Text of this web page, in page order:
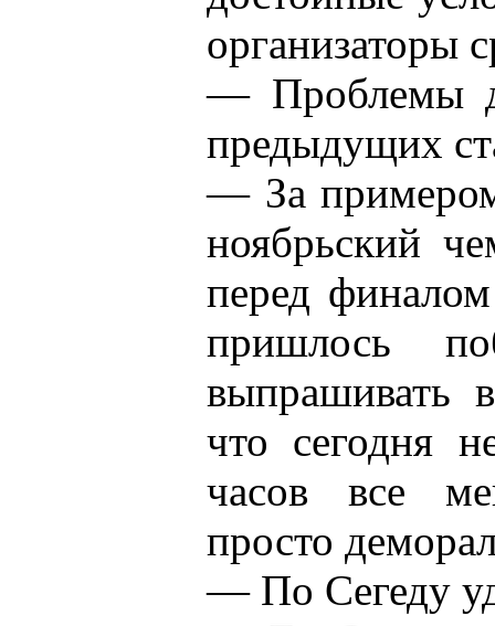
организаторы
— Проблемы
предыдущих
— За
ноябрьский
перед
пришлось
выпрашивать
что сегодня
часов все
просто
— По Сегеду